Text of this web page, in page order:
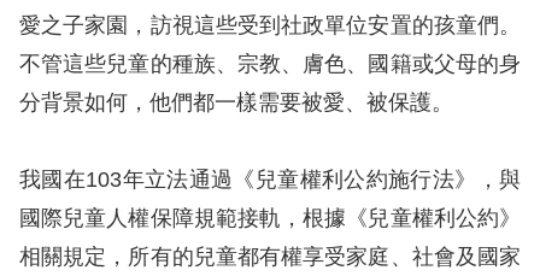
本
會
最
消
息
愛之子家園，訪視這些受到社政單位安置的孩童們。
不管這些兒童的種族、宗教、膚色、國籍或父母的身
分背景如何，他們都一樣需要被愛、被保護。
我國在103年立法通過《兒童權利公約施行法》，與
國際兒童人權保障規範接軌，根據《兒童權利公約》
相關規定，所有的兒童都有權享受家庭、社會及國家